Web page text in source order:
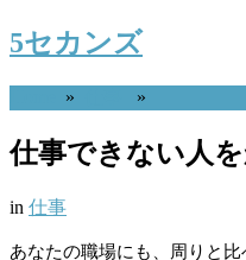
5セカンズ
» »
仕事できない人
in 仕事
あなたの職場にも、周りと